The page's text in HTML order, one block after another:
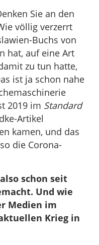
Sie an den
völlig verzerrt
Buchs von
hat, auf eine Art
zu tun hatte,
ist ja schon nahe
2019 im Standard
Artikel
kamen, und das
die Corona-
schon seit
Und wie
Medien im
Krieg in